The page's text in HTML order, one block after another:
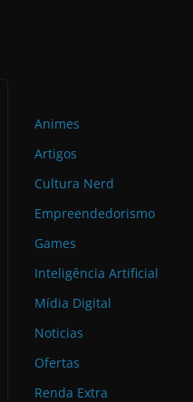
Animes
Artigos
Cultura Nerd
Empreendedorismo
Games
Inteligência Artificial
Mídia Digital
Noticias
Ofertas
Renda Extra